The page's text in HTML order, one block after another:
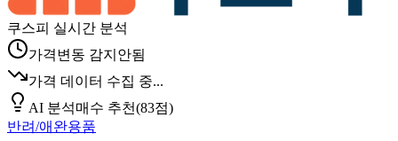
쿠스피 실시간 분석
가격변동 감지안됨
가격 데이터 수집 중...
AI 분석매수 추천(83점)
반려/애완용품